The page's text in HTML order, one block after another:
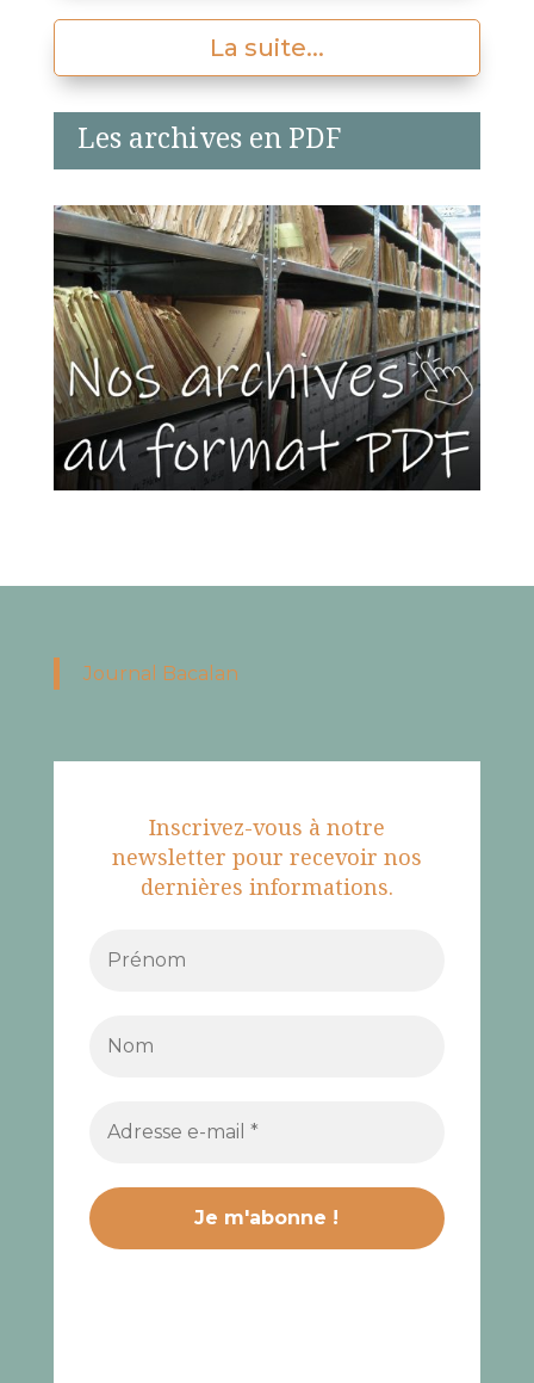
La suite...
Les archives en PDF
Journal Bacalan
Inscrivez-vous à notre
newsletter pour recevoir nos
dernières informations.